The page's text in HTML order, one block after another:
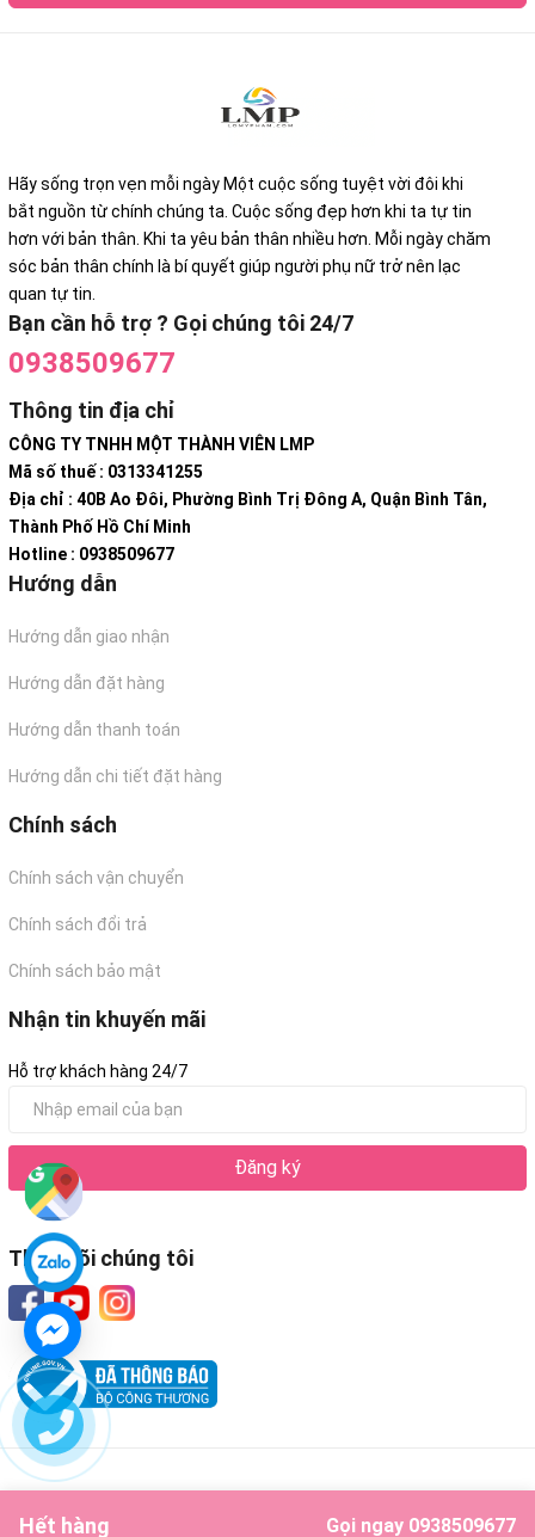
Hết hàng Gọi ngay 0938509677
Hãy sống trọn vẹn mỗi ngày Một cuộc sống tuyệt vời đôi khi
bắt nguồn từ chính chúng ta. Cuộc sống đẹp hơn khi ta tự tin
hơn với bản thân. Khi ta yêu bản thân nhiều hơn. Mỗi ngày chăm
sóc bản thân chính là bí quyết giúp người phụ nữ trở nên lạc
quan tự tin.
Bạn cần hỗ trợ ? Gọi chúng tôi 24/7
0938509677
Thông tin địa chỉ
CÔNG TY TNHH MỘT THÀNH VIÊN LMP
Mã số thuế : 0313341255
Địa chỉ : 40B Ao Đôi, Phường Bình Trị Đông A, Quận Bình Tân,
Thành Phố Hồ Chí Minh
Hotline : 0938509677
Hướng dẫn
Hướng dẫn giao nhận
Hướng dẫn đặt hàng
Hướng dẫn thanh toán
Hướng dẫn chi tiết đặt hàng
Chính sách
Chính sách vận chuyển
Chính sách đổi trả
Chính sách bảo mật
Nhận tin khuyến mãi
Hỗ trợ khách hàng 24/7
Đăng ký
Theo dõi chúng tôi